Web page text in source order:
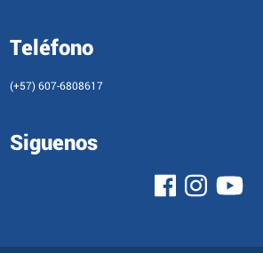
Teléfono
(+57) 607-6808617
Siguenos